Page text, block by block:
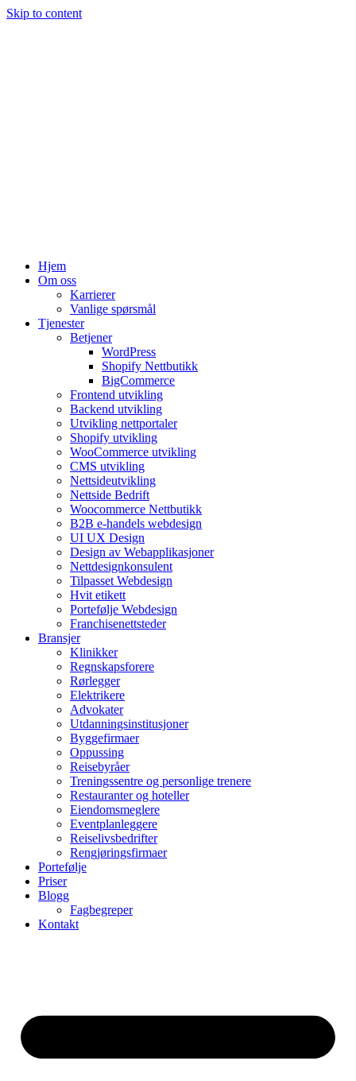
Skip to content
Hjem
Om oss
Karrierer
Vanlige spørsmål
Tjenester
Betjener
WordPress
Shopify Nettbutikk
BigCommerce
Frontend utvikling
Backend utvikling
Utvikling nettportaler
Shopify utvikling
WooCommerce utvikling
CMS utvikling
Nettsideutvikling
Nettside Bedrift
Woocommerce Nettbutikk
B2B e-handels webdesign
UI UX Design
Design av Webapplikasjoner
Nettdesignkonsulent
Tilpasset Webdesign
Hvit etikett
Portefølje Webdesign
Franchisenettsteder
Bransjer
Klinikker
Regnskapsforere
Rørlegger
Elektrikere
Advokater
Utdanningsinstitusjoner
Byggefirmaer
Oppussing
Reisebyråer
Treningssentre og personlige trenere
Restauranter og hoteller
Eiendomsmeglere
Eventplanleggere
Reiselivsbedrifter
Rengjøringsfirmaer
Portefølje
Priser
Blogg
Fagbegreper
Kontakt